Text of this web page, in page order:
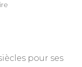
naturellepour ses